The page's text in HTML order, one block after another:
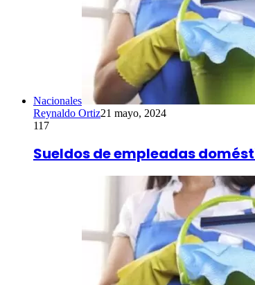
Nacionales
Reynaldo Ortiz21 mayo, 2024
117
Sueldos de empleadas